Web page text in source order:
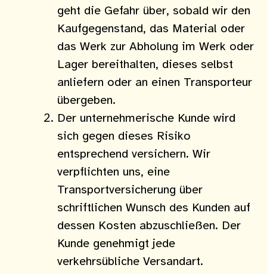
geht die Gefahr über, sobald wir den
Kaufgegenstand, das Material oder
das Werk zur Abholung im Werk oder
Lager bereithalten, dieses selbst
anliefern oder an einen Transporteur
übergeben.
Der unternehmerische Kunde wird
sich gegen dieses Risiko
entsprechend versichern. Wir
verpflichten uns, eine
Transportversicherung über
schriftlichen Wunsch des Kunden auf
dessen Kosten abzuschließen. Der
Kunde genehmigt jede
verkehrsübliche Versandart.